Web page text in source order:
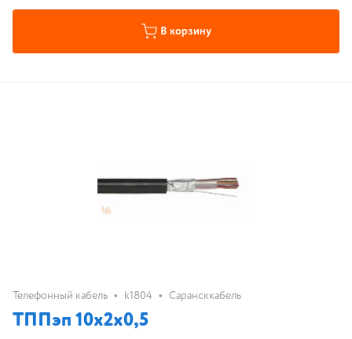
В корзину
Телефонный кабель • k1804 • Сарансккабель
ТППэп 10х2х0,5